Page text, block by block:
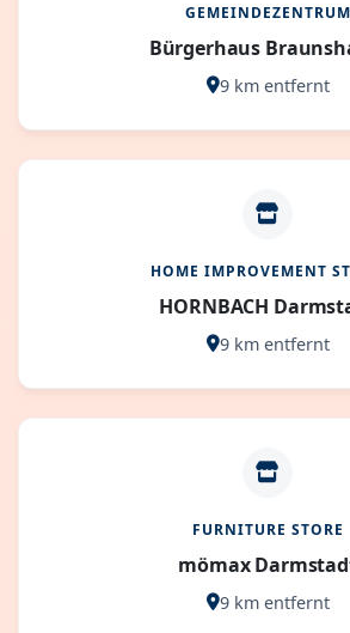
GEMEINDEZENTRUM
Bürgerhaus
9 km entfernt
HOME IMPROVEMENT
HORNBACH
9 km entfernt
FURNITURE STORE
mömax
9 km entfernt